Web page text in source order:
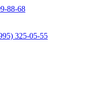
88-68
325-05-55